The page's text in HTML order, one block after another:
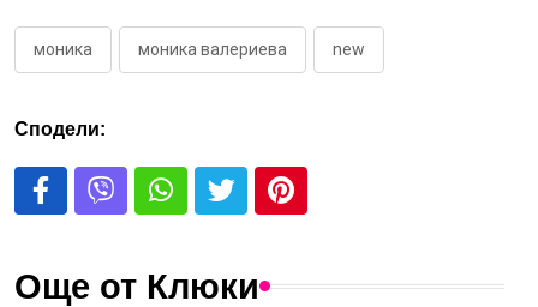
моника моника валериева new
Сподели:
Още от Клюки